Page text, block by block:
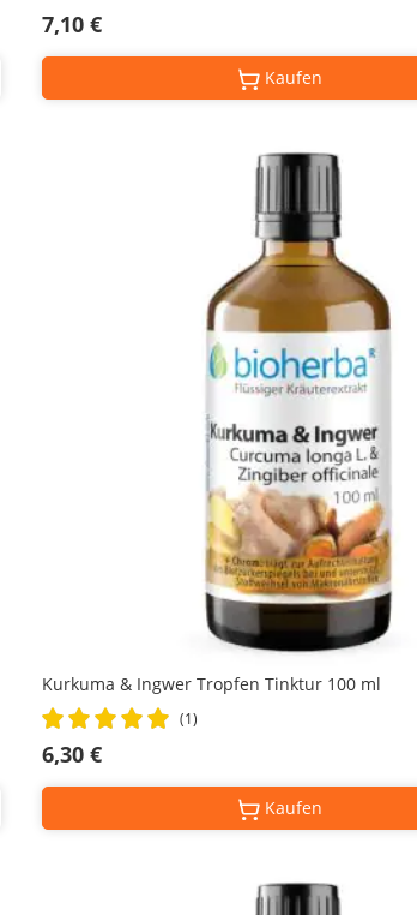
7,10 €
Kaufen
Kurkuma & Ingwer Tropfen Tinktur 100 ml
Rating:
(1)
6,30 €
Kaufen